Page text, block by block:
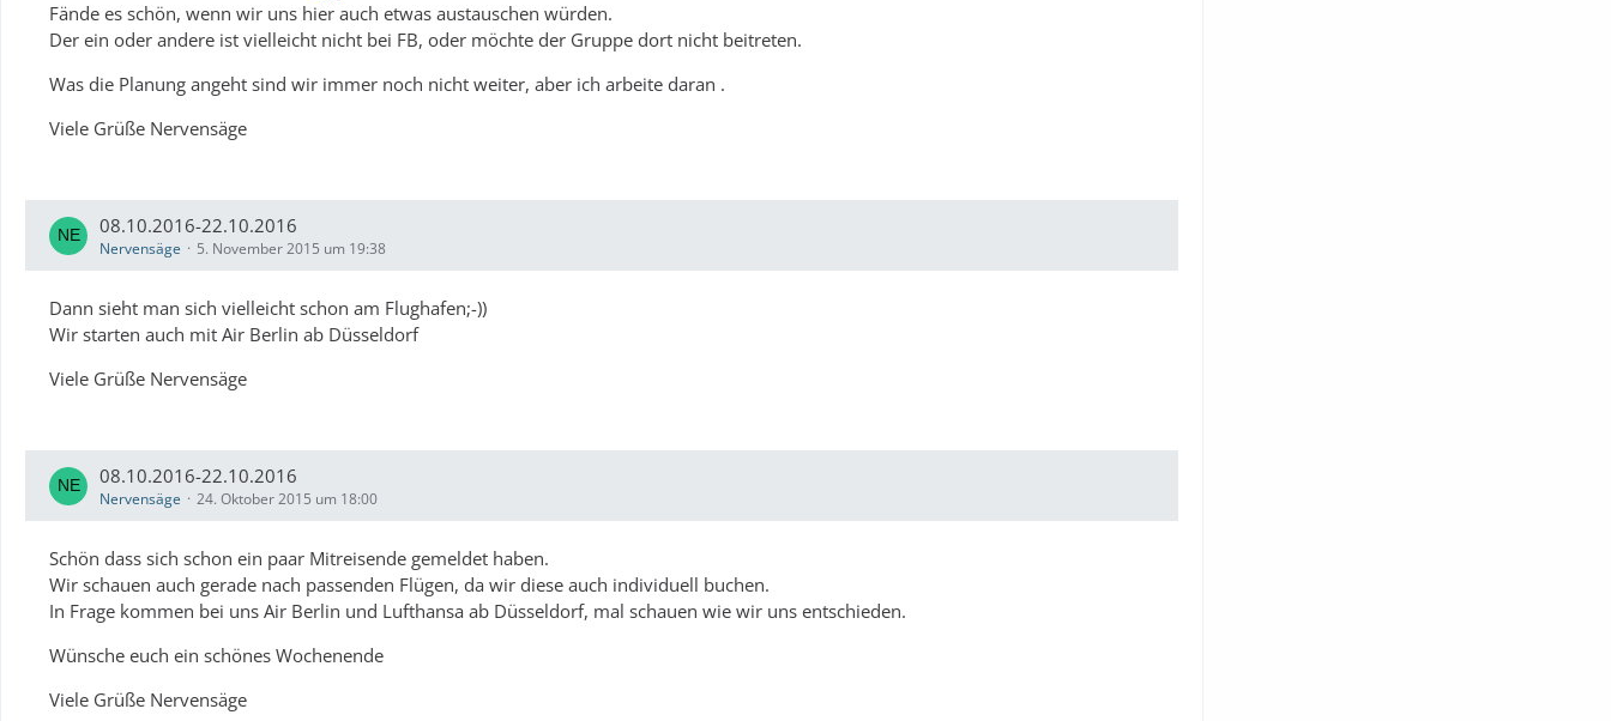
Fände es schön, wenn wir uns hier auch etwas austauschen würden.
Der ein oder andere ist vielleicht nicht bei FB, oder möchte der Gruppe dort nicht beitreten.
Was die Planung angeht sind wir immer noch nicht weiter, aber ich arbeite daran .
Viele Grüße Nervensäge
08.10.2016-22.10.2016
Nervensäge 5. November 2015 um 19:38
Dann sieht man sich vielleicht schon am Flughafen;-))
Wir starten auch mit Air Berlin ab Düsseldorf
Viele Grüße Nervensäge
08.10.2016-22.10.2016
Nervensäge 24. Oktober 2015 um 18:00
Schön dass sich schon ein paar Mitreisende gemeldet haben.
Wir schauen auch gerade nach passenden Flügen, da wir diese auch individuell buchen.
In Frage kommen bei uns Air Berlin und Lufthansa ab Düsseldorf, mal schauen wie wir uns entschieden.
Wünsche euch ein schönes Wochenende
Viele Grüße Nervensäge